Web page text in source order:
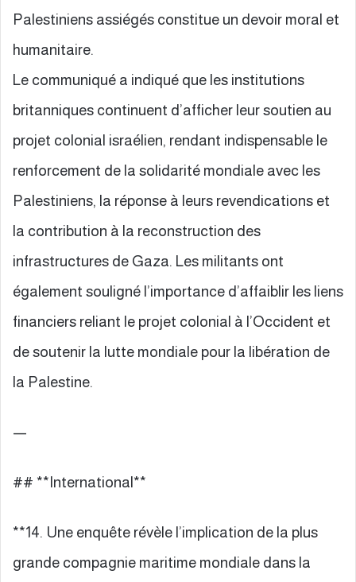
Palestiniens assiégés constitue un devoir moral et
humanitaire.
Le communiqué a indiqué que les institutions
britanniques continuent d’afficher leur soutien au
projet colonial israélien, rendant indispensable le
renforcement de la solidarité mondiale avec les
Palestiniens, la réponse à leurs revendications et
la contribution à la reconstruction des
infrastructures de Gaza. Les militants ont
également souligné l’importance d’affaiblir les liens
financiers reliant le projet colonial à l’Occident et
de soutenir la lutte mondiale pour la libération de
la Palestine.
—
## **International**
**14. Une enquête révèle l’implication de la plus
grande compagnie maritime mondiale dans la